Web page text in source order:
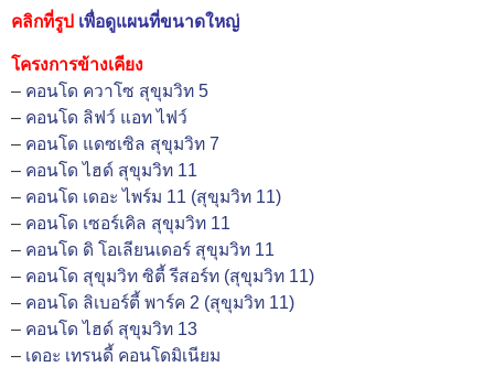
คลิกที่รูป เพื่อดูแผนที่ขนาดใหญ่
โครงการข้างเคียง
– คอนโด ควาโซ สุขุมวิท 5
– คอนโด ลิฟว์ แอท ไฟว์
– คอนโด แดซเซิล สุขุมวิท 7
– คอนโด ไฮด์ สุขุมวิท 11
– คอนโด เดอะ ไพร์ม 11 (สุขุมวิท 11)
– คอนโด เซอร์เคิล สุขุมวิท 11
– คอนโด ดิ โอเลียนเดอร์ สุขุมวิท 11
– คอนโด สุขุมวิท ซิตี้ รีสอร์ท (สุขุมวิท 11)
– คอนโด ลิเบอร์ตี้ พาร์ค 2 (สุขุมวิท 11)
– คอนโด ไฮด์ สุขุมวิท 13
– เดอะ เทรนดี้ คอนโดมิเนียม